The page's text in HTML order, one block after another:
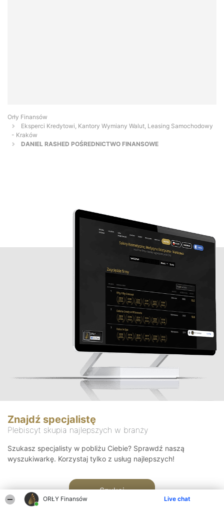
ORŁY Finansów Live chat
Orły Finansów
Eksperci Kredytowi, Kantory Wymiany Walut, Leasing Samochodowy
- Kraków
DANIEL RASHED POŚREDNICTWO FINANSOWE
Znajdź specjalistę
Plebiscyt skupia najlepszych w branży
Szukasz specjalisty w pobliżu Ciebie? Sprawdź naszą
wyszukiwarkę. Korzystaj tylko z usług najlepszych!
Szukaj